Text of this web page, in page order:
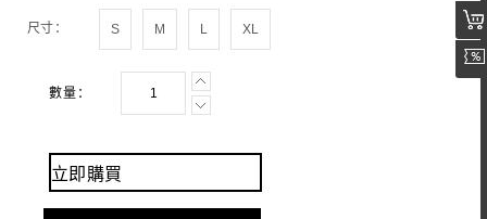
尺寸：
數量：
立即購買